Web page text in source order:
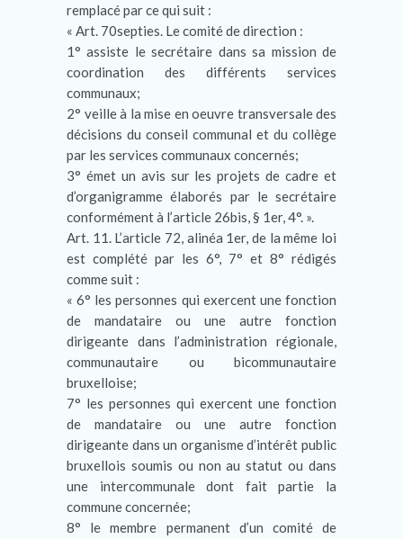
remplacé par ce qui suit :
« Art. 70septies. Le comité de direction :
1° assiste le secrétaire dans sa mission de
coordination des différents services
communaux;
2° veille à la mise en oeuvre transversale des
décisions du conseil communal et du collège
par les services communaux concernés;
3° émet un avis sur les projets de cadre et
d’organigramme élaborés par le secrétaire
conformément à l’article 26bis, § 1er, 4°. ».
Art. 11. L’article 72, alinéa 1er, de la même loi
est complété par les 6°, 7° et 8° rédigés
comme suit :
« 6° les personnes qui exercent une fonction
de mandataire ou une autre fonction
dirigeante dans l’administration régionale,
communautaire ou bicommunautaire
bruxelloise;
7° les personnes qui exercent une fonction
de mandataire ou une autre fonction
dirigeante dans un organisme d’intérêt public
bruxellois soumis ou non au statut ou dans
une intercommunale dont fait partie la
commune concernée;
8° le membre permanent d’un comité de